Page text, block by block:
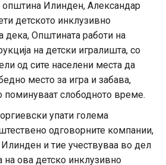
општина Илинден, Александар
детското инклузивно
дека, Општината работи на
на детски игралишта, со
од сите населени места да
место за игра и забава,
поминуваат слободното време.
упати голема
одговорните компании,
и тие учествуваа во дел
на ова детско инклузивно